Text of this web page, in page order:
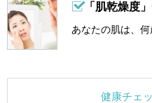
「肌乾燥度
あなたの肌は、
健康チェ